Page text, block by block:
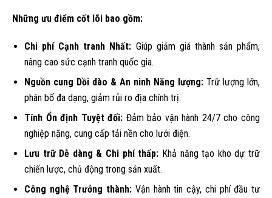
Những ưu điểm cốt lõi bao gồm:
Chi phí Cạnh tranh Nhất: Giúp giảm giá thành sản phẩm,
nâng cao sức cạnh tranh quốc gia.
Nguồn cung Dồi dào & An ninh Năng lượng: Trữ lượng lớn,
phân bố đa dạng, giảm rủi ro địa chính trị.
Tính Ổn định Tuyệt đối: Đảm bảo vận hành 24/7 cho công
nghiệp nặng, cung cấp tải nền cho lưới điện.
Lưu trữ Dễ dàng & Chi phí thấp: Khả năng tạo kho dự trữ
chiến lược, chủ động trong sản xuất.
Công nghệ Trưởng thành: Vận hành tin cậy, chi phí đầu tư